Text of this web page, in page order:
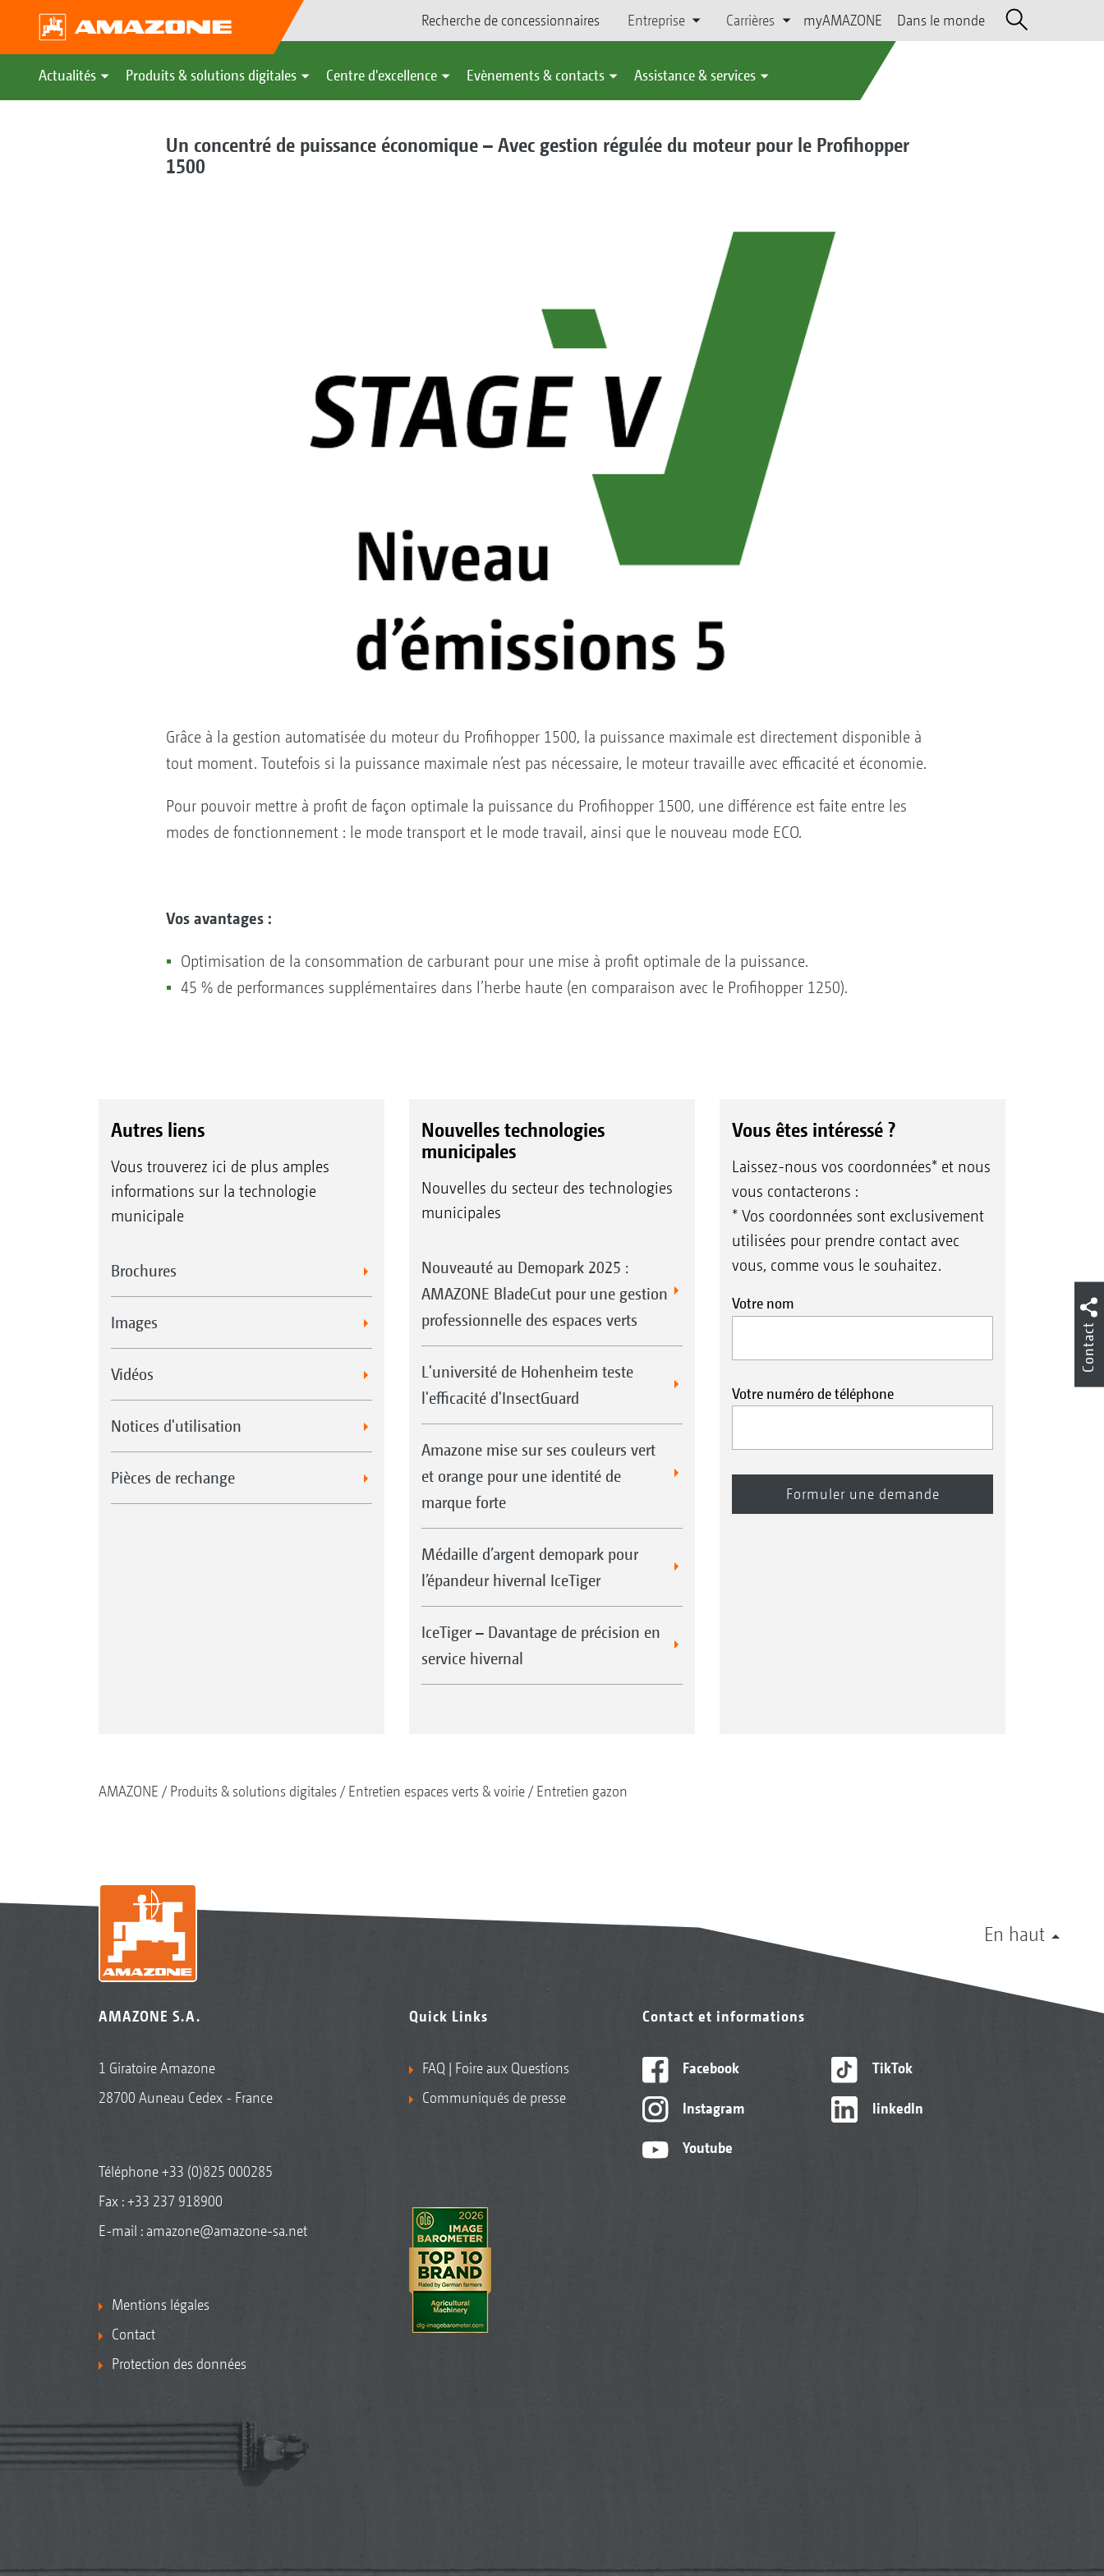
Recherche de concessionnaires Entreprise Carrières myAMAZONE Dans le monde
Actualités Produits & solutions digitales Centre d'excellence Evènements & contacts Assistance & services
Un concentré de puissance économique – Avec gestion régulée du moteur pour le Profihopper
1500
Grâce à la gestion automatisée du moteur du Profihopper 1500, la puissance maximale est directement disponible à
tout moment. Toutefois si la puissance maximale n’est pas nécessaire, le moteur travaille avec efficacité et économie.
Pour pouvoir mettre à profit de façon optimale la puissance du Profihopper 1500, une différence est faite entre les
modes de fonctionnement : le mode transport et le mode travail, ainsi que le nouveau mode ECO.
Vos avantages :
Optimisation de la consommation de carburant pour une mise à profit optimale de la puissance.
45 % de performances supplémentaires dans l’herbe haute (en comparaison avec le Profihopper 1250).
Autres liens
Vous trouverez ici de plus amples
informations sur la technologie
municipale
Brochures
Images
Vidéos
Notices d'utilisation
Pièces de rechange
Nouvelles technologies
municipales
Nouvelles du secteur des technologies
municipales
Nouveauté au Demopark 2025 :
AMAZONE BladeCut pour une gestion
professionnelle des espaces verts
L'université de Hohenheim teste
l'efficacité d'InsectGuard
Amazone mise sur ses couleurs vert
et orange pour une identité de
marque forte
Médaille d’argent demopark pour
l’épandeur hivernal IceTiger
IceTiger – Davantage de précision en
service hivernal
Vous êtes intéressé ?
Laissez-nous vos coordonnées* et nous
vous contacterons :
* Vos coordonnées sont exclusivement
utilisées pour prendre contact avec
vous, comme vous le souhaitez.
Votre nom
Votre numéro de téléphone
AMAZONE Produits & solutions digitales Entretien espaces verts & voirie Entretien gazon
En haut
AMAZONE S.A.
1 Giratoire Amazone
28700 Auneau Cedex - France
Téléphone+33 (0)825 000285
Fax : +33 237 918900
E-mail : amazone@amazone-sa.net
Mentions légales
Contact
Protection des données
Quick Links
FAQ | Foire aux Questions
Communiqués de presse
Contact et informations
Facebook
Instagram
Youtube
TikTok
linkedIn
Contact